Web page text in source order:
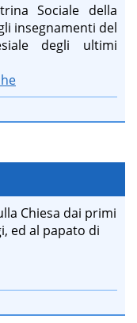
Sociale della
insegnamenti del
degli ultimi
Chiesa dai primi
ed al papato di